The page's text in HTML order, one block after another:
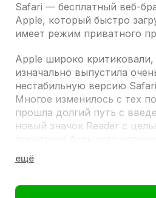
Safari — бесплатный веб-
Apple, который быстро
имеет режим приватного
Apple широко критиковали,
изначально выпустила
нестабильную версию
Многое изменилось с тех
прошла долгий путь с
новый значок Reader с
одной странице, быстрое
страницы и значительно
поддержки и стабильности.